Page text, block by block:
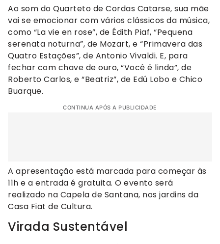
Ao som do Quarteto de Cordas Catarse, sua mãe
vai se emocionar com vários clássicos da música,
como “La vie en rose”, de Édith Piaf, “Pequena
serenata noturna”, de Mozart, e “Primavera das
Quatro Estações”, de Antonio Vivaldi. E, para
fechar com chave de ouro, “Você é linda”, de
Roberto Carlos, e “Beatriz”, de Edú Lobo e Chico
Buarque.
CONTINUA APÓS A PUBLICIDADE
A apresentação está marcada para começar às
11h e a entrada é gratuita. O evento será
realizado na Capela de Santana, nos jardins da
Casa Fiat de Cultura.
Virada Sustentável